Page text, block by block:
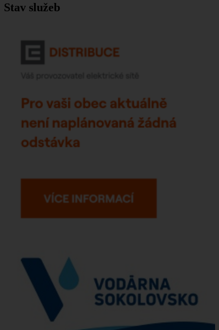
Stav služeb